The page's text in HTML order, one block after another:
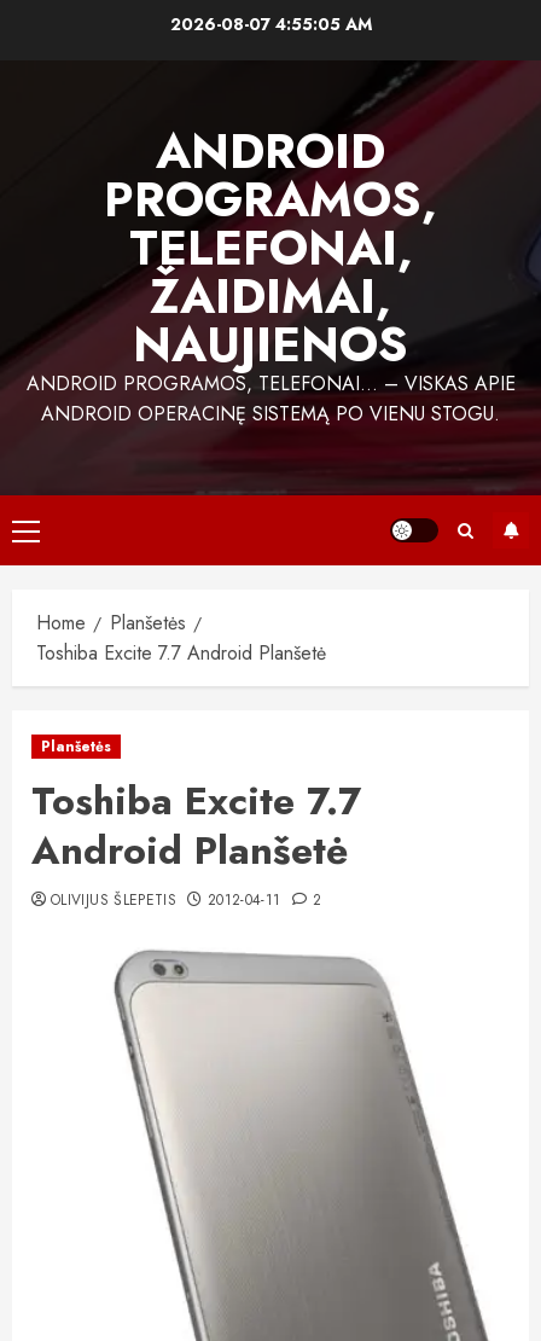
2026-08-07 4:55:06 AM
ANDROID
PROGRAMOS,
TELEFONAI,
ŽAIDIMAI,
NAUJIENOS
ANDROID PROGRAMOS, TELEFONAI… – VISKAS APIE
ANDROID OPERACINĘ SISTEMĄ PO VIENU STOGU.
Primary
Menu
Home
Planšetės
Toshiba Excite 7.7 Android Planšetė
Planšetės
Toshiba Excite 7.7
Android Planšetė
OLIVIJUS ŠLEPETIS 2012-04-11 2